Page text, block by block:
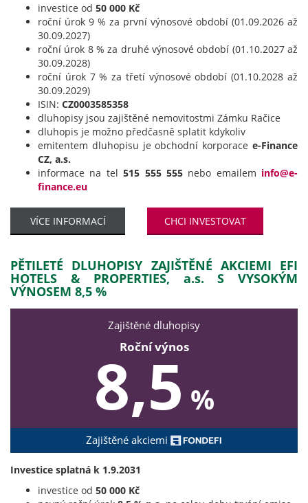
investice od 50 000 Kč
roční úrok 9 % za první výnosové období (01.09.2026 až
30.09.2027)
roční úrok 8 % za druhé výnosové období (01.10.2027 až
30.09.2028)
roční úrok 7 % za třetí výnosové období (01.10.2028 až
30.09.2029)
ISIN: CZ0003585358
dluhopisy jsou zajištěné nemovitostmi Zámku Račice
dluhopis je možno předčasně splatit kdykoliv
emitentem dluhopisu je obchodní korporace e-Finance
CZ, a.s.
informace na tel515 555 555nebo emailem info@e-
finance.eu
VÍCE INFORMACÍ CHCI INVESTOVAT
PĚTILETÉ DLUHOPISY ZAJIŠTĚNÉ AKCIEMI EFI
HOTELS & PROPERTIES, a.s. S VYSOKÝM
VÝNOSEM 8,5 %
Zajištěné dluhopisy
Roční výnos
8,5 %
Zajištěné akciemi
Investice splatná k 1.9.2031
investice od 50 000 Kč